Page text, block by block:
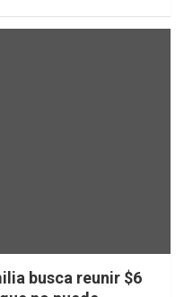
busca reunir $6